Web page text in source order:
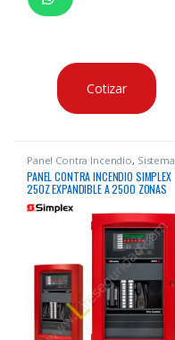
Cotizar
Panel Contra Incendio, Sistema
Contra Incendio
PANEL CONTRA INCENDIO SIMPLEX
250Z EXPANDIBLE A 2500 ZONAS
DIRECCIONABLE